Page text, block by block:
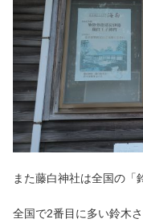
また藤白神社は全国の「
全国で2番目に多い鈴木